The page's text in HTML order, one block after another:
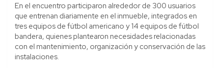
En el encuentro participaron alrededor de 300 usuarios
que entrenan diariamente en el inmueble, integrados en
tres equipos de fútbol americano y 14 equipos de fútbol
bandera, quienes plantearon necesidades relacionadas
con el mantenimiento, organización y conservación de las
instalaciones.